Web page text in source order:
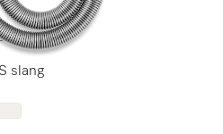
slang